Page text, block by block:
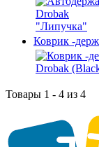
Коврик -
Товары 1 - 4 из 4